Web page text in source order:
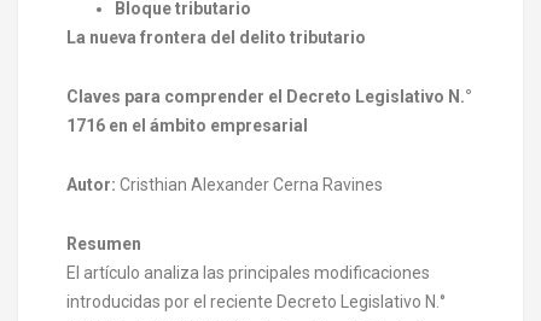
Bloque tributario
La nueva frontera del delito tributario
Claves para comprender el Decreto Legislativo N.°
1716 en el ámbito empresarial
Autor: Cristhian Alexander Cerna Ravines
Resumen
El artículo analiza las principales modificaciones
introducidas por el reciente Decreto Legislativo N.°